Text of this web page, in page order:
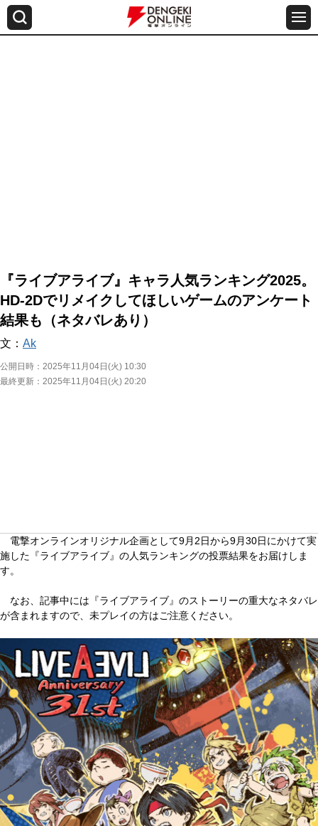
『ライブアライブ』キャラ人気ランキング2025。
HD-2Dでリメイクしてほしいゲームのアンケート
結果も（ネタバレあり）
文： Ak
公開日時： 2025年11月04日(火) 10:30
最終更新： 2025年11月04日(火) 20:20
電撃オンラインオリジナル企画として9月2日から9月30日にかけて実
施した『ライブアライブ』の人気ランキングの投票結果をお届けしま
す。
なお、記事中には『ライブアライブ』のストーリーの重大なネタバレ
が含まれますので、未プレイの方はご注意ください。